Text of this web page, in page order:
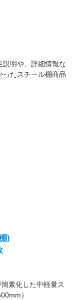
説明や、詳細情報な
ったスチール棚商品
)
素化した中軽量ス
）